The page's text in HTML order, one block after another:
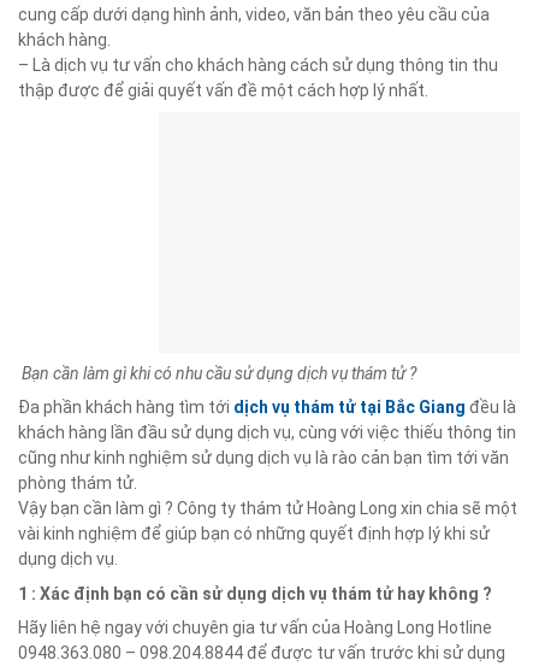
cung cấp dưới dạng hình ảnh, video, văn bản theo yêu cầu của
khách hàng.
– Là dịch vụ tư vấn cho khách hàng cách sử dụng thông tin thu
thập được để giải quyết vấn đề một cách hợp lý nhất.
Bạn cần làm gì khi có nhu cầu sử dụng dịch vụ thám tử ?
Đa phần khách hàng tìm tới dịch vụ thám tử tại Bắc Giang đều là
khách hàng lần đầu sử dụng dịch vụ, cùng với việc thiếu thông tin
cũng như kinh nghiệm sử dụng dịch vụ là rào cản bạn tìm tới văn
phòng thám tử.
Vậy bạn cần làm gì ? Công ty thám tử Hoàng Long xin chia sẽ một
vài kinh nghiệm để giúp bạn có những quyết định hợp lý khi sử
dụng dịch vụ.
1 : Xác định bạn có cần sử dụng dịch vụ thám tử hay không ?
Hãy liên hệ ngay với chuyên gia tư vấn của Hoàng Long Hotline
0948.363.080 – 098.204.8844 để được tư vấn trước khi sử dụng